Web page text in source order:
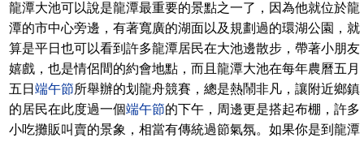
龍潭大池可以說是龍潭最重要的景點之一了，因為他就位於龍
潭的市中心旁邊，有著寬廣的湖面以及規劃過的環湖公園，就
算是平日也可以看到許多龍潭居民在大池邊散步，帶著小朋友
嬉戲，也是情侶間的約會地點，而且龍潭大池在每年農曆五月
五日 端午節所舉辦的划龍舟競賽，總是熱鬧非凡，讓附近鄉鎮
的居民在此度過一個端午節的下午，周邊更是搭起布棚，許多
小吃攤販叫賣的景象，相當有傳統過節氣氛。如果你是到龍潭